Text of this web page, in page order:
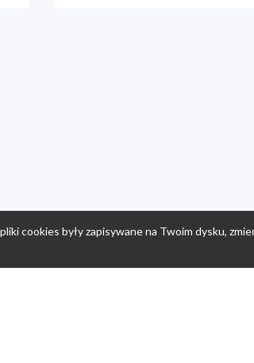
cookies były zapisywane na Twoim dysku,